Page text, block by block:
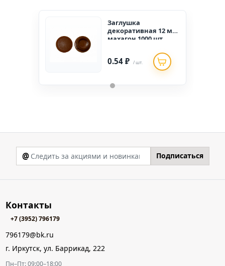
Заглушка
декоративная 12 мм
махагон 1000 шт
0.54 ₽ / шт.
@ Подписаться
Контакты
+7 (3952) 796179
796179@bk.ru
г. Иркутск, ул. Баррикад, 222
Пн–Пт: 09:00–18:00